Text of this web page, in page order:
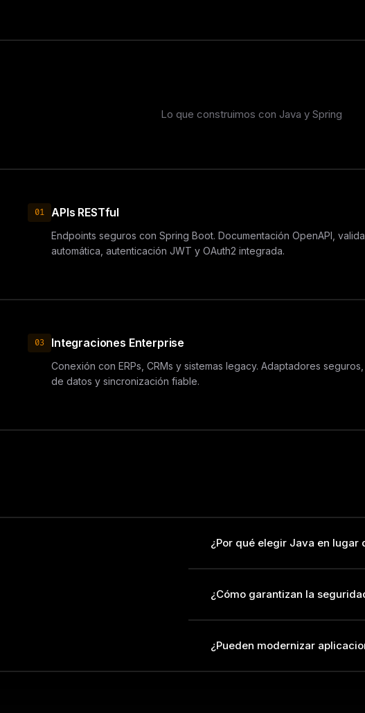
Lo que construimos con Java y Spring
01 APIs RESTful
Endpoints seguros con Spring Boot. Documentación OpenAPI,
automática, autenticación JWT y OAuth2 integrada.
03 Integraciones Enterprise
Conexión con ERPs, CRMs y sistemas legacy. Adaptadores
de datos y sincronización fiable.
¿Por qué elegir Java en
plazo, mientras que
¿Cómo garantizan la
contra CSRF, XSS, SQL injection
¿Pueden modernizar